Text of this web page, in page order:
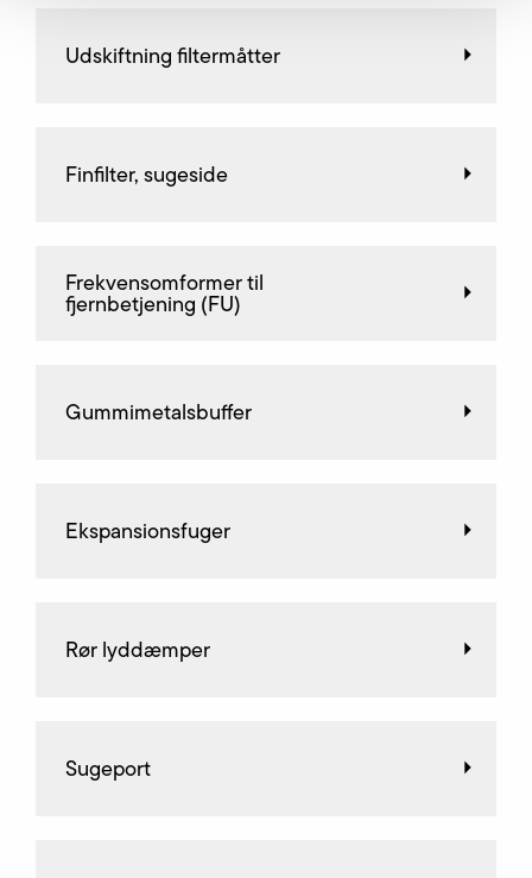
Udskiftning filtermåtter
Finfilter, sugeside
Frekvensomformer til
fjernbetjening (FU)
Gummimetalsbuffer
Ekspansionsfuger
Rør lyddæmper
Sugeport